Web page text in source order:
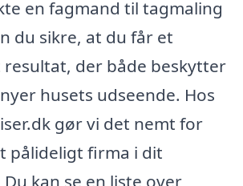
en fagmand til tagmaling
du sikre, at du får et
der både beskytter
husets udseende. Hos
gør vi det nemt for
pålideligt firma i dit
kan se en liste over